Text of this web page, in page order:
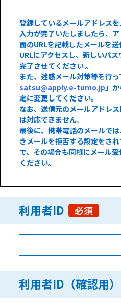
登録しているメールアドレスを
入力が完了いたしましたら、
面のURLを記載したメールを送
URLにアクセスし、新しいパ
完了させてください 。
また、迷惑メール対策等を行
satsu@apply.e-tumo.jp」
定に変更してください。
なお、送信元のメールアドレ
は対応できません。
最後に、携帯電話のメールで
きメールを拒否する設定をさ
で、その場合も同様にメール
ください。
利用者ID 必須
利用者ID（確認用）